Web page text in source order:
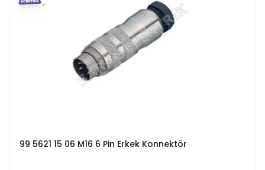
99 5621 15 06 M16 6 Pin Erkek Konnektör